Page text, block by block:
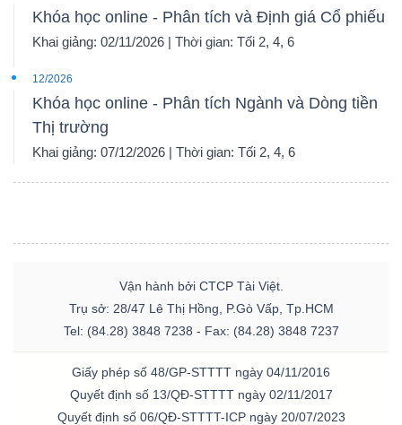
Khóa học online - Phân tích và Định giá Cổ phiếu
Khai giảng: 02/11/2026 | Thời gian: Tối 2, 4, 6
12/2026
Khóa học online - Phân tích Ngành và Dòng tiền
Thị trường
Khai giảng: 07/12/2026 | Thời gian: Tối 2, 4, 6
Vận hành bởi CTCP Tài Việt.
Trụ sở: 28/47 Lê Thị Hồng, P.Gò Vấp, Tp.HCM
Tel: (84.28) 3848 7238 - Fax: (84.28) 3848 7237
Giấy phép số 48/GP-STTTT ngày 04/11/2016
Quyết định số 13/QĐ-STTTT ngày 02/11/2017
Quyết định số 06/QĐ-STTTT-ICP ngày 20/07/2023